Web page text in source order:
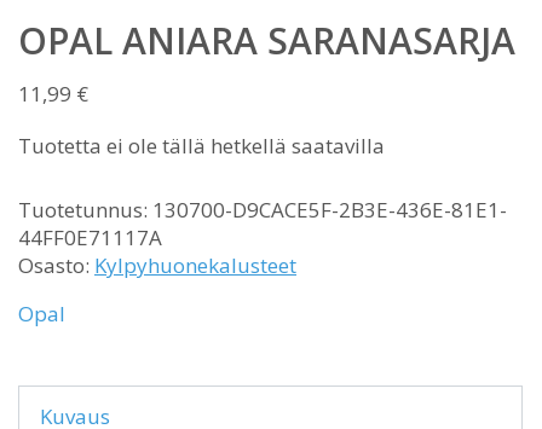
OPAL ANIARA SARANASARJA
11,99 €
Tuotetta ei ole tällä hetkellä saatavilla
Tuotetunnus: 130700-D9CACE5F-2B3E-436E-81E1-
44FF0E71117A
Osasto: Kylpyhuonekalusteet
Opal
Kuvaus